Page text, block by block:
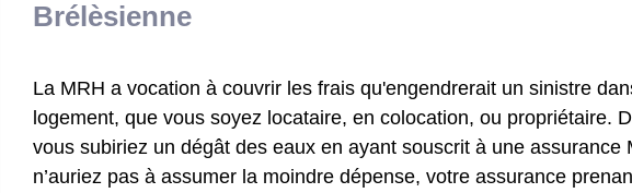
Brélèsienne
La MRH a vocation à couvrir les frais qu'engendrerait un sinistre
logement, que vous soyez locataire, en colocation, ou propriétaire.
vous subiriez un dégât des eaux en ayant souscrit à une assurance
n’auriez pas à assumer la moindre dépense, votre assurance